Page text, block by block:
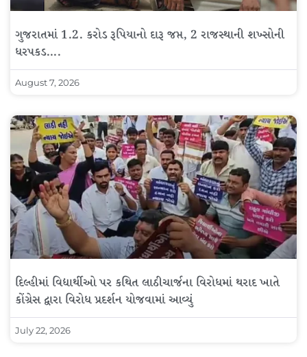
ગુજરાતમાં 1.2. કરોડ રૂપિયાનો દારૂ જપ્ત, 2 રાજસ્થાની શખ્સોની
ધરપકડ….
August 7, 2026
દિલ્હીમાં વિદ્યાર્થીઓ પર કથિત લાઠીચાર્જના વિરોધમાં થરાદ ખાતે
કોંગ્રેસ દ્વારા વિરોધ પ્રદર્શન યોજવામાં આવ્યું
July 22, 2026